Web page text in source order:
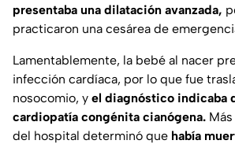
presentaba una dilatación avanzada,
practicaron una cesárea de
Lamentablemente, la bebé al nacer
infección cardíaca, por lo que fue
nosocomio, y el diagnóstico indicaba
cardiopatía congénita cianógena.
del hospital determinó que había